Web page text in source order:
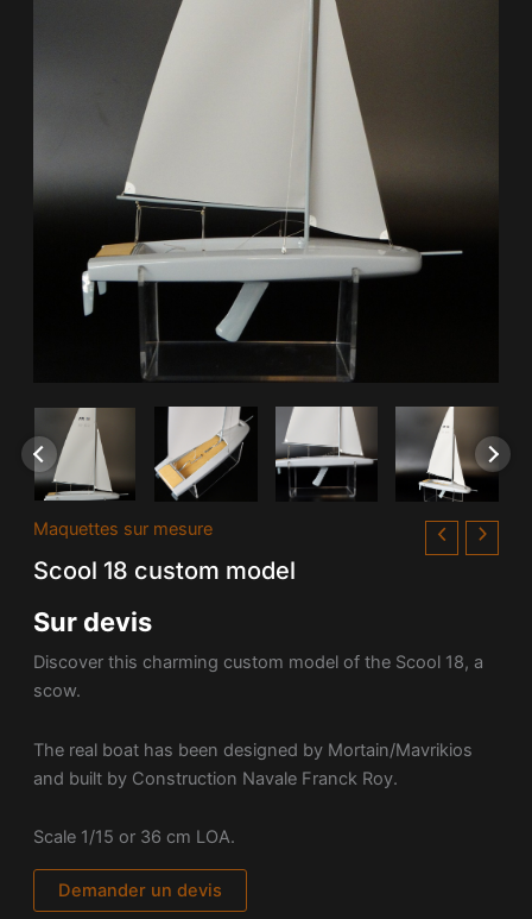
Maquettes sur mesure
Scool 18 custom model
Sur devis
Discover this charming custom model of the Scool 18, a
scow.
The real boat has been designed by Mortain/Mavrikios
and built by Construction Navale Franck Roy.
Scale 1/15 or 36 cm LOA.
Demander un devis